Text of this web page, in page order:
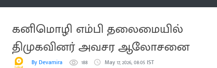
கனிமொழி எம்பி தலைமையில்
திமுகவினர் அவசர ஆலோசனை
By Devamira 188 May 17, 2026, 08:05 IST